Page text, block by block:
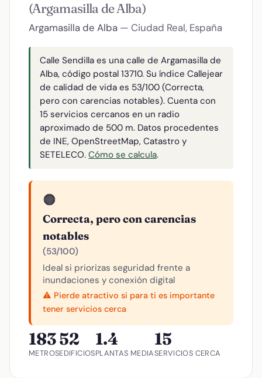
(Argamasilla de Alba)
Argamasilla de Alba — Ciudad Real, España
Calle Sendilla es una calle de Argamasilla de
Alba, código postal 13710. Su índice Callejear
de calidad de vida es 53/100 (Correcta,
pero con carencias notables). Cuenta con
15 servicios cercanos en un radio
aproximado de 500 m. Datos procedentes
de INE, OpenStreetMap, Catastro y
SETELECO. Cómo se calcula.
🟠
Correcta, pero con carencias
notables
(53/100)
Ideal si priorizas seguridad frente a
inundaciones y conexión digital
⚠️ Pierde atractivo si para ti es importante
tener servicios cerca
183
METROS
52
EDIFICIOS
1.4
PLANTAS MEDIA
15
SERVICIOS CERCA